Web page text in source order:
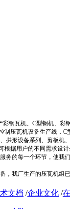
瓦机、C型钢机、
瓦机设备生产线，
形设备系列、剪板
据用户的不同需求设计
每一个环节，使我
厂生产的压瓦机组
文档 /企业文化 /